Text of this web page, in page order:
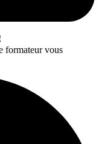
formateur vous